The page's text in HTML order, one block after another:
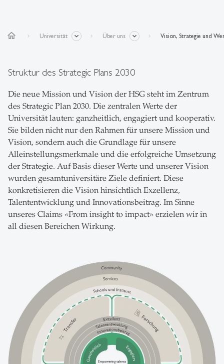
home Universität Über uns Vision, Strategie und
Struktur des Strategic Plans 2030
Die neue Mission und Vision der HSG steht im Zentrum
des Strategic Plan 2030. Die zentralen Werte der
Universität lauten: ganzheitlich, engagiert und kooperativ.
Sie bilden nicht nur den Rahmen für unsere Mission und
Vision, sondern auch die Grundlage für unsere
Alleinstellungsmerkmale und die erfolgreiche Umsetzung
der Strategie. Auf Basis dieser Werte und unserer Vision
wurden gesamtuniversitäre Ziele definiert. Diese
konkretisieren die Vision hinsichtlich Exzellenz,
Talententwicklung und Innovationsbeitrag. Im Sinne
unseres Claims «From insight to impact» erzielen wir in
all diesen Bereichen Wirkung.